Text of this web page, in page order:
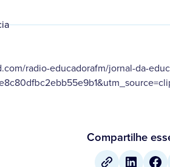
radio-educadorafm/jornal-da-
Compartilhe